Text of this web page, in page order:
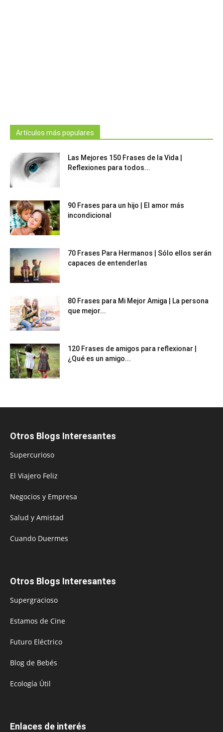
Artículos más populares
Las Mejores 150 Frases de la Vida |
Reflexiones para todos...
90 Frases para un hijo | El amor más
incondicional
70 Frases Para Hermanos | Sólo ellos serán
capaces de entenderlas
80 Frases para Mi Mejor Amiga | La persona
que mejor...
120 Frases de amigos para reflexionar |
¿Qué es un amigo...
Otros Blogs Interesantes
Supercurioso
El Viajero Feliz
Negocios y Empresa
Salud y Amistad
Cuando Duermes
Otros Blogs Interesantes
Supergracioso
Estamos de Cine
Futuro Eléctrico
Blog de Bebés
Ecología Útil
Enlaces de interés